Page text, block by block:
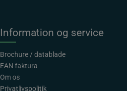
Information og service
Brochure / datablade
EAN faktura
Om os
Privatlivspolitik